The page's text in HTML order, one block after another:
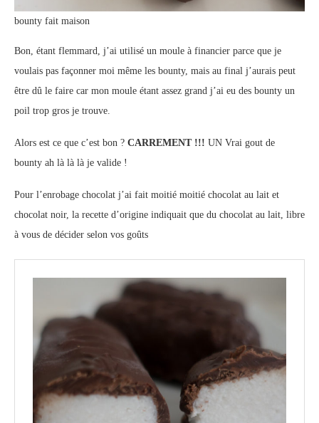
bounty fait maison
Bon, étant flemmard, j’ai utilisé un moule à financier parce que je
voulais pas façonner moi même les bounty, mais au final j’aurais peut
être dû le faire car mon moule étant assez grand j’ai eu des bounty un
poil trop gros je trouve.
Alors est ce que c’est bon ? CARREMENT !!! UN Vrai gout de
bounty ah là là là je valide !
Pour l’enrobage chocolat j’ai fait moitié moitié chocolat au lait et
chocolat noir, la recette d’origine indiquait que du chocolat au lait, libre
à vous de décider selon vos goûts